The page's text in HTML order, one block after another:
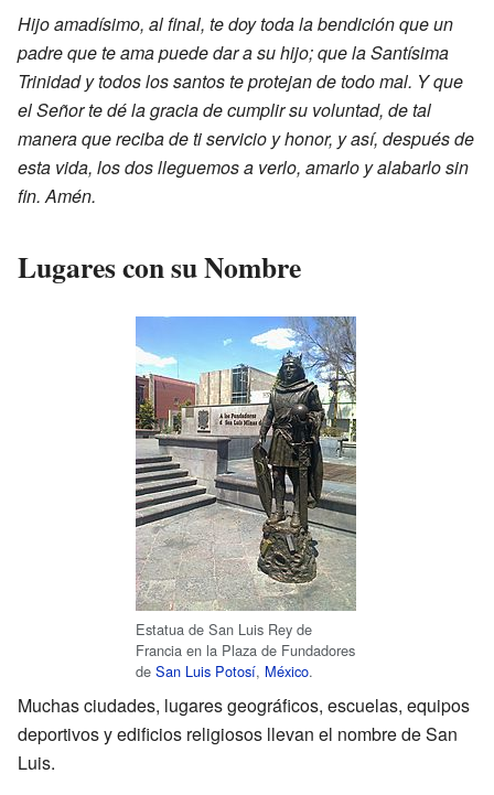
Hijo amadísimo, al final, te doy toda la bendición que un
padre que te ama puede dar a su hijo; que la Santísima
Trinidad y todos los santos te protejan de todo mal. Y que
el Señor te dé la gracia de cumplir su voluntad, de tal
manera que reciba de ti servicio y honor, y así, después de
esta vida, los dos lleguemos a verlo, amarlo y alabarlo sin
fin. Amén.
Lugares con su Nombre
Estatua de San Luis Rey de
Francia en la Plaza de Fundadores
de San Luis Potosí, México.
Muchas ciudades, lugares geográficos, escuelas, equipos
deportivos y edificios religiosos llevan el nombre de San
Luis.